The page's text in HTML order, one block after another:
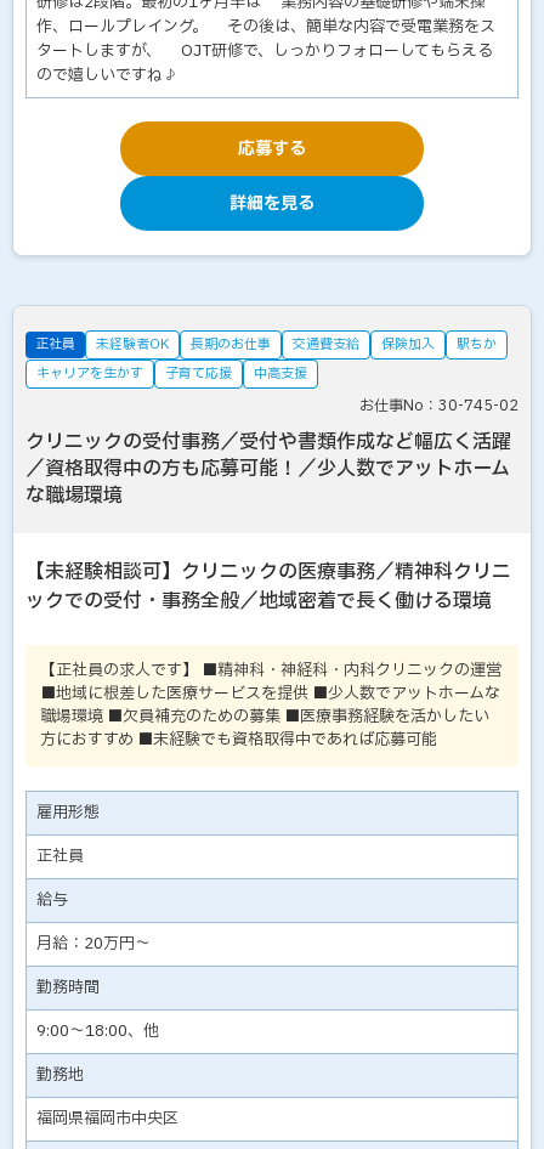
作、ロールプレイング。 その後は、簡単な内容で受電業務をス
タートしますが、 OJT研修で、しっかりフォローしてもらえる
ので嬉しいですね♪
応募する
詳細を見る
正社員 未経験者OK 長期のお仕事 交通費支給 保険加入
駅ちか
キャリアを生かす
子育て応援 中高支援
お仕事No：30-745-02
クリニックの受付事務／受付や書類作成など幅広く活躍
／資格取得中の方も応募可能！／少人数でアットホーム
な職場環境
【未経験相談可】クリニックの医療事務／精神科クリニ
ックでの受付・事務全般／地域密着で長く働ける環境
【正社員の求人です】 ■精神科・神経科・内科クリニックの運営
■地域に根差した医療サービスを提供 ■少人数でアットホームな
職場環境 ■欠員補充のための募集 ■医療事務経験を活かしたい
方におすすめ ■未経験でも資格取得中であれば応募可能
雇用形態
正社員
給与
月給：20万円～
勤務時間
9:00～18:00、他
勤務地
福岡県福岡市中央区